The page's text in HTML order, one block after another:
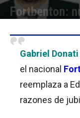
Fortbenton:
Gabriel Donati
el nacional
reemplaza a
razones de